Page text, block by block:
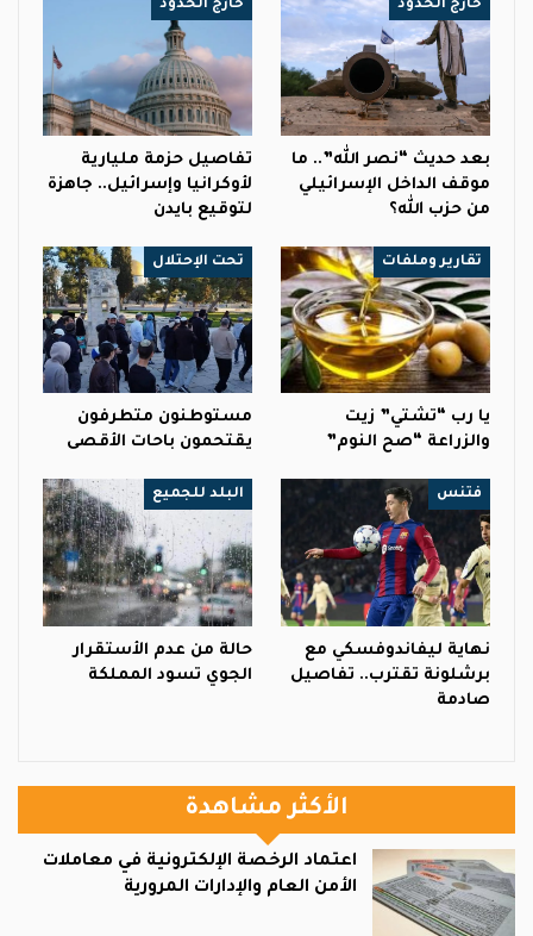
خارج الحدود
بعد حديث “نصر الله”.. ما
موقف الداخل الإسرائيلي
من حزب الله؟
خارج الحدود
تفاصيل حزمة مليارية
لأوكرانيا وإسرائيل.. جاهزة
لتوقيع بايدن
تقارير وملفات
يا رب “تشتي” زيت
والزراعة “صح النوم”
تحت الإحتلال
مستوطنون متطرفون
يقتحمون باحات الأقصى
فتنس
نهاية ليفاندوفسكي مع
برشلونة تقترب.. تفاصيل
صادمة
البلد للجميع
حالة من عدم الأستقرار
الجوي تسود المملكة
الأكثر مشاهدة
اعتماد الرخصة الإلكترونية في معاملات
الأمن العام والإدارات المرورية